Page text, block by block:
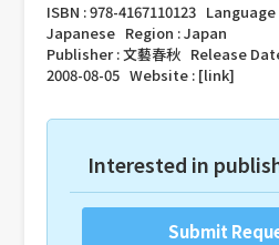
ISBN :978-4167110123 Language
Japanese Region :Japan
Publisher :文藝春秋 Release
2008-08-05Website : [link]
Interested in
Submit